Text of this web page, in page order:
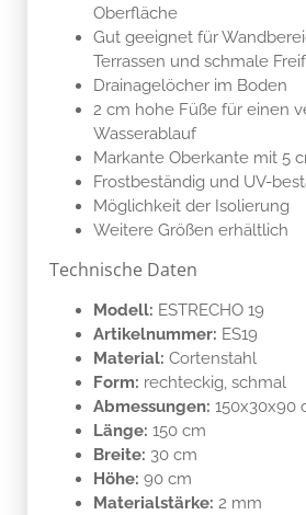
Oberfläche
Gut geeignet für
Terrassen und schmale
Drainagelöcher im Boden
2 cm hohe Füße für einen
Wasserablauf
Markante Oberkante mit 5
Frostbeständig und UV-
Möglichkeit der Isolierung
Weitere Größen erhältlich
Technische Daten
Modell: ESTRECHO 19
Artikelnummer: ES19
Material: Cortenstahl
Form: rechteckig, schmal
Abmessungen: 150x30x90
Länge: 150 cm
Breite: 30 cm
Höhe: 90 cm
Materialstärke: 2 mm